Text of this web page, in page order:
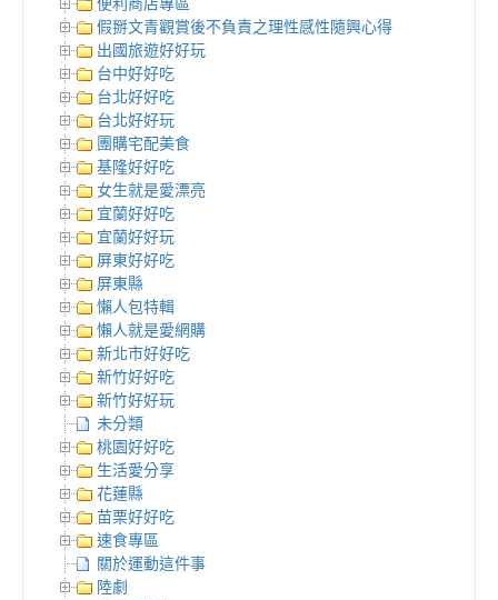
假掰文青觀賞後不負責之理性感性隨興心得
出國旅遊好好玩
台中好好吃
台北好好吃
台北好好玩
團購宅配美食
基隆好好吃
女生就是愛漂亮
宜蘭好好吃
宜蘭好好玩
屏東好好吃
屏東縣
懶人包特輯
懶人就是愛網購
新北市好好吃
新竹好好吃
新竹好好玩
未分類
桃園好好吃
生活愛分享
花蓮縣
苗栗好好吃
速食專區
關於運動這件事
陸劇